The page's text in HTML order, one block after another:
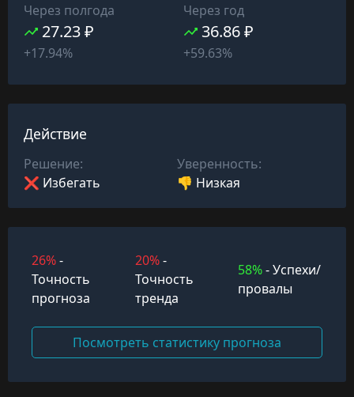
Через полгода
27.23 ₽
+17.94%
Через год
36.86 ₽
+59.63%
Действие
Решение:
❌ Избегать
Уверенность:
👎 Низкая
26%-
Точность
прогноза
20%-
Точность
тренда
58%- Успехи/
провалы
Посмотреть статистику прогноза